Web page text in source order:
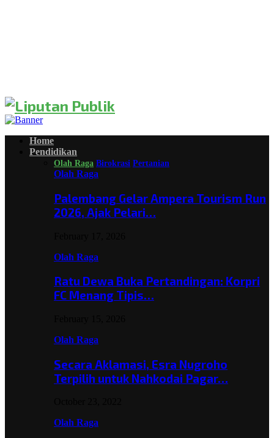
Home
Pendidikan
Olah Raga Birokrasi Pertanian
Olah Raga
Palembang Gelar Ampera Tourism Run
2026, Ajak Pelari…
Olah Raga
Ratu Dewa Buka Pertandingan: Korpri
FC Menang Tipis…
Olah Raga
Secara Aklamasi, Esra Nugroho
Terpilih untuk Nahkodai Pagar…
Olah Raga